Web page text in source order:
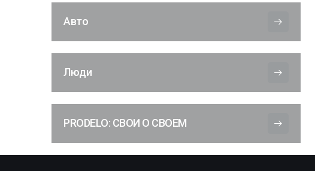
Авто
Люди
PRODELO: СВОИ О СВОЕМ